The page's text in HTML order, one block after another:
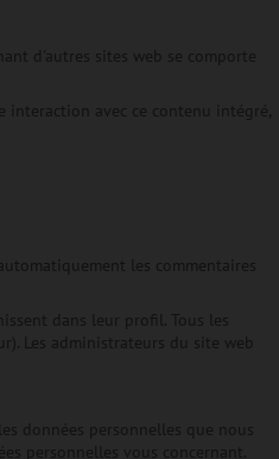
d'autres sites web se comporte
avec ce contenu intégré,
les commentaires
dans leur profil. Tous les
Les administrateurs du site web
données personnelles que nous
personnelles vous concernant.